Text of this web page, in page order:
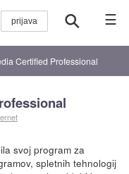
☰
Certified Professional
svoj program za
spletnih tehnologij